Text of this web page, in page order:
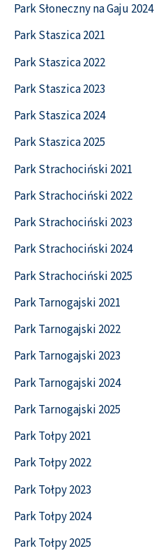
Park Słoneczny na Gaju 2024
Park Staszica 2021
Park Staszica 2022
Park Staszica 2023
Park Staszica 2024
Park Staszica 2025
Park Strachociński 2021
Park Strachociński 2022
Park Strachociński 2023
Park Strachociński 2024
Park Strachociński 2025
Park Tarnogajski 2021
Park Tarnogajski 2022
Park Tarnogajski 2023
Park Tarnogajski 2024
Park Tarnogajski 2025
Park Tołpy 2021
Park Tołpy 2022
Park Tołpy 2023
Park Tołpy 2024
Park Tołpy 2025